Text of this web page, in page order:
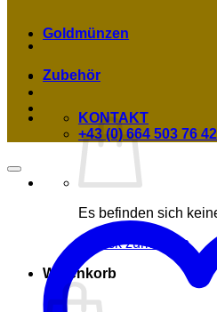
Es befinden sich
Zurück zum Shop
Warenkorb
Goldmünzen
Zubehör
KONTAKT
+43 (0) 664 503 76 42